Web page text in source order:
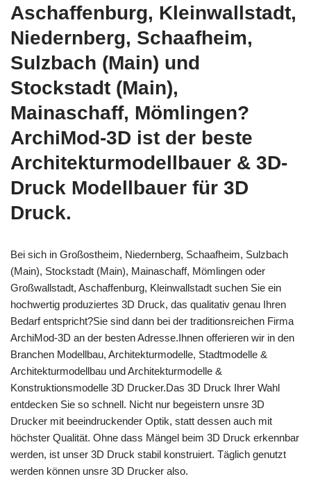
Aschaffenburg, Kleinwallstadt,
Niedernberg, Schaafheim,
Sulzbach (Main) und
Stockstadt (Main),
Mainaschaff, Mömlingen?
ArchiMod-3D ist der beste
Architekturmodellbauer & 3D-
Druck Modellbauer für 3D
Druck.
Bei sich in Großostheim, Niedernberg, Schaafheim, Sulzbach
(Main), Stockstadt (Main), Mainaschaff, Mömlingen oder
Großwallstadt, Aschaffenburg, Kleinwallstadt suchen Sie ein
hochwertig produziertes 3D Druck, das qualitativ genau Ihren
Bedarf entspricht?Sie sind dann bei der traditionsreichen Firma
ArchiMod-3D an der besten Adresse.Ihnen offerieren wir in den
Branchen Modellbau, Architekturmodelle, Stadtmodelle &
Architekturmodellbau und Architekturmodelle &
Konstruktionsmodelle 3D Drucker.Das 3D Druck Ihrer Wahl
entdecken Sie so schnell. Nicht nur begeistern unsre 3D
Drucker mit beeindruckender Optik, statt dessen auch mit
höchster Qualität. Ohne dass Mängel beim 3D Druck erkennbar
werden, ist unser 3D Druck stabil konstruiert. Täglich genutzt
werden können unsre 3D Drucker also.